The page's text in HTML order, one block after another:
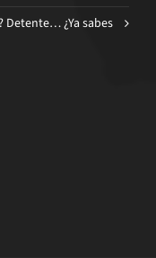
Detente… ¿Ya sabes